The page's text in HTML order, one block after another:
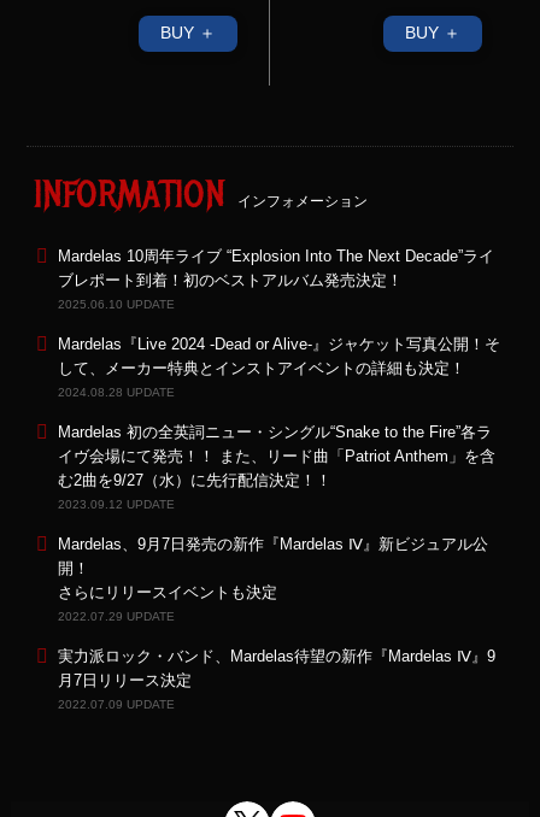
BUY ＋ BUY ＋
INFORMATION インフォメーション
Mardelas 10周年ライブ “Explosion Into The Next Decade”ライ
ブレポート到着！初のベストアルバム発売決定！
2025.06.10 UPDATE
Mardelas『Live 2024 -Dead or Alive-』ジャケット写真公開！そ
して、メーカー特典とインストアイベントの詳細も決定！
2024.08.28 UPDATE
Mardelas 初の全英詞ニュー・シングル“Snake to the Fire”各ラ
イヴ会場にて発売！！ また、リード曲「Patriot Anthem」を含
む2曲を9/27（水）に先行配信決定！！
2023.09.12 UPDATE
Mardelas、9月7日発売の新作『Mardelas Ⅳ』新ビジュアル公
開！
さらにリリースイベントも決定
2022.07.29 UPDATE
実力派ロック・バンド、Mardelas待望の新作『Mardelas Ⅳ』9
月7日リリース決定
2022.07.09 UPDATE